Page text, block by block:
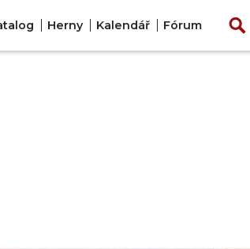
Herny Kalendář Fórum